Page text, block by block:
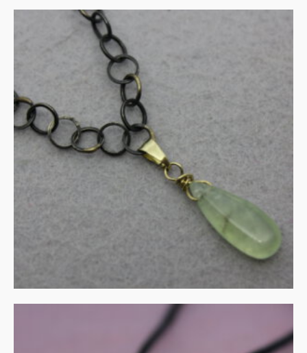
UITVERKOCHT
Prehnite in zilver en goud
€140.00
MEER INFORMATIE